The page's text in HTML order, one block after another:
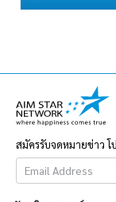
สมัครรับจดหมายข่าว โ